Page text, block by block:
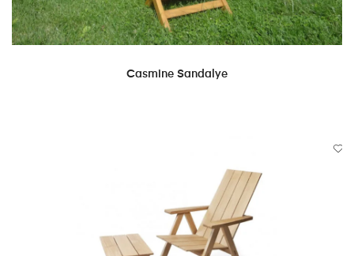
DEVAMINI OKU
Casmine Sandalye